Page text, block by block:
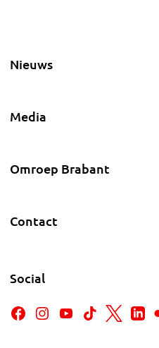
Nieuws
Media
Omroep Brabant
Contact
Social